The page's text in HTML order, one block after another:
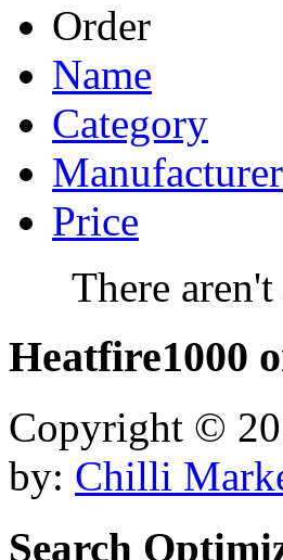
Order
Name
Category
Manufacturer
Price
There
Heatfire1000
Copyright ©
by: Chilli
Search